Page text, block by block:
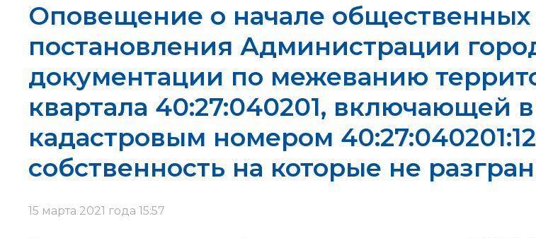
Оповещение о начале
постановления Администрации
документации по межеванию
квартала 40:27:040201, включающей
кадастровым номером
собственность на которые не
15 марта 2021 года 15:57